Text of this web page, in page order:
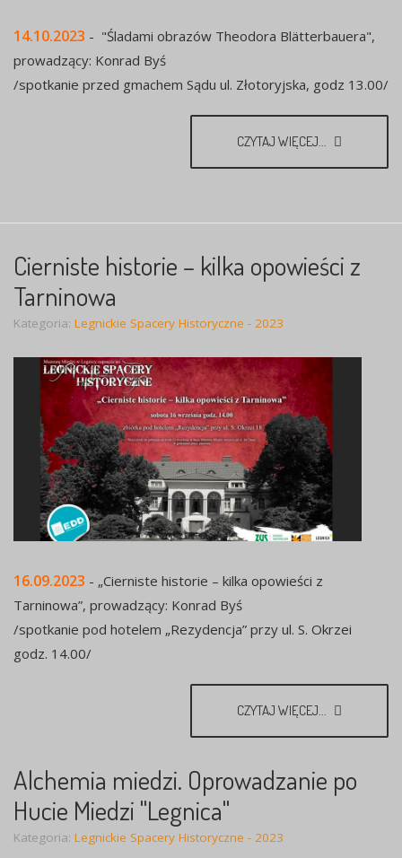
14.10.2023 - "Śladami obrazów Theodora Blätterbauera",
prowadzący: Konrad Byś
/spotkanie przed gmachem Sądu ul. Złotoryjska, godz 13.00/
CZYTAJ WIĘCEJ...
Cierniste historie – kilka opowieści z
Tarninowa
Kategoria: Legnickie Spacery Historyczne - 2023
16.09.2023 - „Cierniste historie – kilka opowieści z
Tarninowa”, prowadzący: Konrad Byś
/spotkanie pod hotelem „Rezydencja” przy ul. S. Okrzei
godz. 14.00/
CZYTAJ WIĘCEJ...
Alchemia miedzi. Oprowadzanie po
Hucie Miedzi "Legnica"
Kategoria: Legnickie Spacery Historyczne - 2023